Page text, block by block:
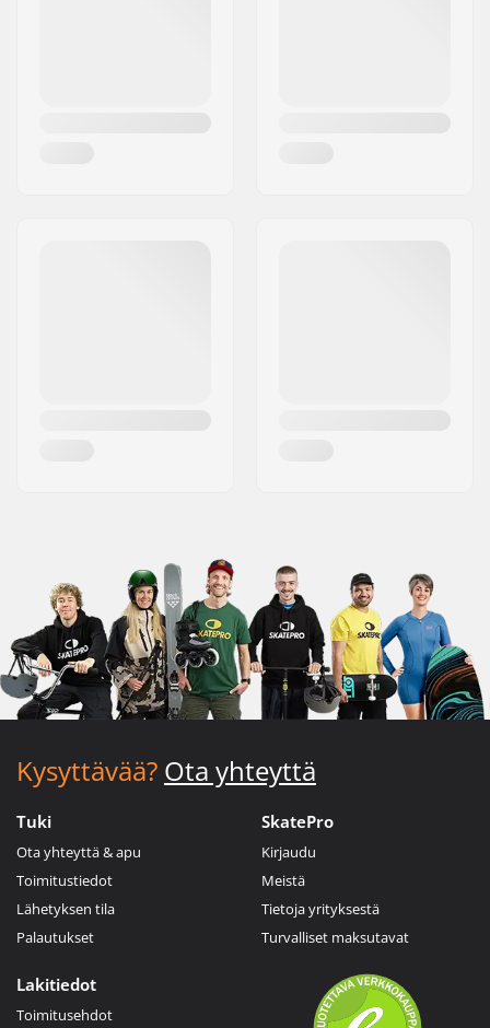
Kysyttävää? Ota yhteyttä
Tuki
Ota yhteyttä & apu
Toimitustiedot
Lähetyksen tila
Palautukset
SkatePro
Kirjaudu
Meistä
Tietoja yrityksestä
Turvalliset maksutavat
Lakitiedot
Toimitusehdot